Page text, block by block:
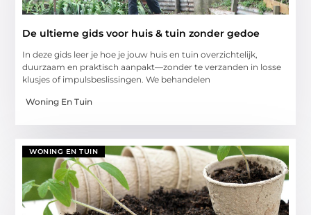
De ultieme gids voor huis & tuin zonder gedoe
In deze gids leer je hoe je jouw huis en tuin overzichtelijk,
duurzaam en praktisch aanpakt—zonder te verzanden in losse
klusjes of impulsbeslissingen. We behandelen
Woning En Tuin
WONING EN TUIN